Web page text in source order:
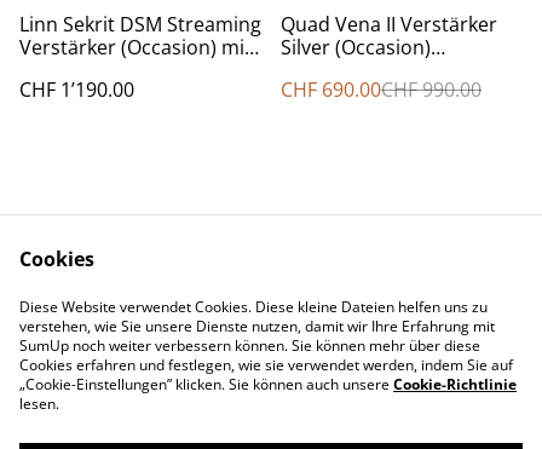
Linn Sekrit DSM Streaming
Verstärker (Occasion) mit
Atelier Bern
CHF 1’190.00
%
Quad Vena II Verstärker
Silver (Occasion)
CHF 690.00CHF 990.00
Contact Us
Legal Terms
Privacy Policy
Cookie Policy
Cookies
Diese Website verwendet Cookies. Diese kleine Dateien helfen uns zu
verstehen, wie Sie unsere Dienste nutzen, damit wir Ihre Erfahrung mit
SumUp noch weiter verbessern können. Sie können mehr über diese
Cookies erfahren und festlegen, wie sie verwendet werden, indem Sie auf
„Cookie-Einstellungen” klicken. Sie können auch unsereCookie-Richtlinie
lesen.